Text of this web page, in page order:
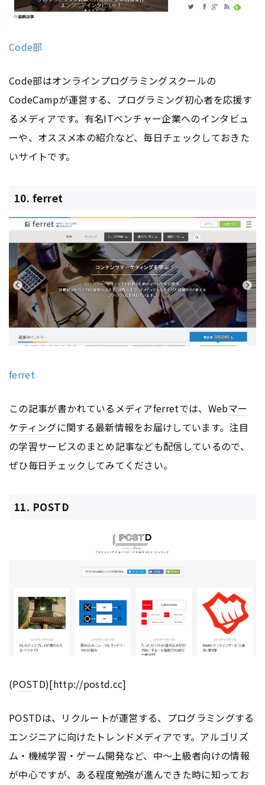
Code部
Code部はオンラインプログラミングスクールの
CodeCampが運営する、プログラミング初心者を応援す
るメディアです。有名ITベンチャー企業へのインタビュ
ーや、オススメ本の紹介など、毎日チェックしておきた
いサイトです。
10. ferret
ferret
この記事が書かれているメディアferretでは、Webマー
ケティングに関する最新情報をお届けしています。注目
の学習サービスのまとめ記事なども配信しているので、
ぜひ毎日チェックしてみてください。
11. POSTD
(POSTD)[http://postd.cc]
POSTDは、リクルートが運営する、プログラミングする
エンジニアに向けたトレンドメディアです。アルゴリズ
ム・機械学習・ゲーム開発など、中〜上級者向けの情報
が中心ですが、ある程度勉強が進んできた時に知ってお